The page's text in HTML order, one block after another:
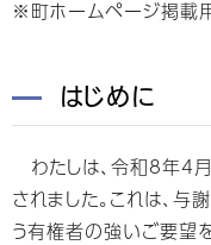
※町ホームページ掲載
はじめに
わたしは、令和8年4
されました。これは、
う有権者の強いご要望